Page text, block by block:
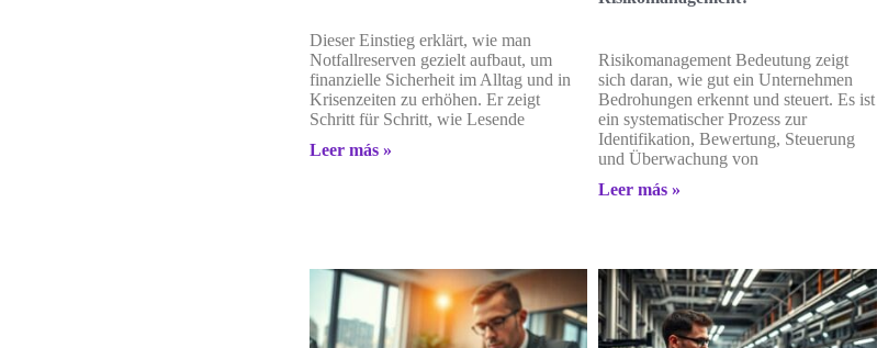
Dieser Einstieg erklärt, wie man
Notfallreserven gezielt aufbaut, um
finanzielle Sicherheit im Alltag und in
Krisenzeiten zu erhöhen. Er zeigt
Schritt für Schritt, wie Lesende
Leer más »
Risikomanagement Bedeutung zeigt
sich daran, wie gut ein Unternehmen
Bedrohungen erkennt und steuert. Es ist
ein systematischer Prozess zur
Identifikation, Bewertung, Steuerung
und Überwachung von
Leer más »